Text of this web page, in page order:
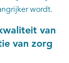
wordt.
van
van zorg